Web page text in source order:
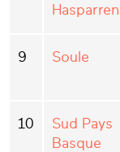
Hasparren
9 Soule
10
Sud Pays
Basque